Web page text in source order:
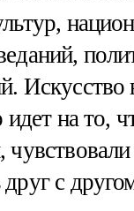
идет на то,
с